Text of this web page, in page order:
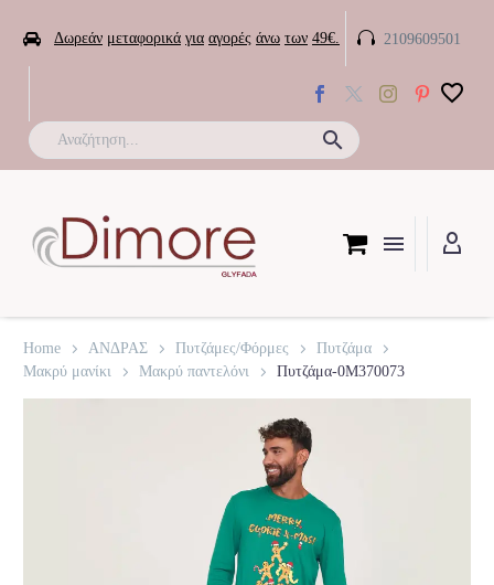
 Δωρεάν μεταφορικά για αγορές άνω των 49€. 
 2109609501
Home ΑΝΔΡΑΣ Πυτζάμες/Φόρμες
Πυτζάμα
Μακρύ μανίκι
Μακρύ παντελόνι Πυτζάμα-0M370073